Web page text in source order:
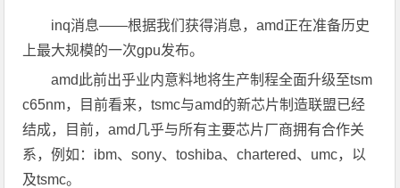
inq消息——根据我们获得消息，amd正在准备历史
上最大规模的一次gpu发布。
amd此前出乎业内意料地将生产制程全面升级至tsm
c65nm，目前看来，tsmc与amd的新芯片制造联盟已经
结成，目前，amd几乎与所有主要芯片厂商拥有合作关
系，例如：ibm、sony、toshiba、chartered、umc，以
及tsmc。